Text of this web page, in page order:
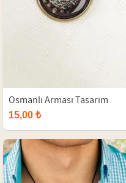
Osmanlı Arması Tasarım
Erkek Kolye
15,00 ₺